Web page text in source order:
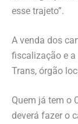
esse trajeto”.
A venda dos
fiscalização e a
Trans, órgão
Quem já tem o
deverá fazer o